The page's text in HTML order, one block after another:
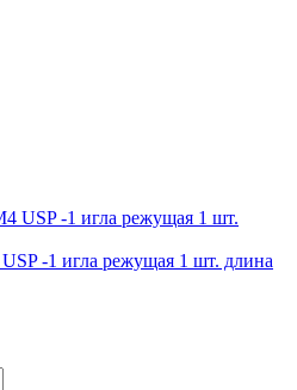
-1 игла режущая 1 шт. длина